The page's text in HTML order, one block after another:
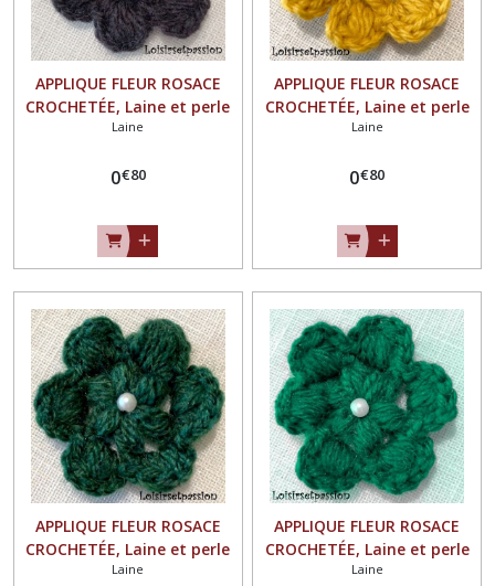
APPLIQUE FLEUR ROSACE
CROCHETÉE, Laine et perle
nacrée / NOIR ** 4,5 / 5 cm
coller, vendu à l'unité - F21
Laine
0€80
APPLIQUE FLEUR ROSACE
CROCHETÉE, Laine et perle
nacrée / JAUNE OCRE ** 4,5 /
coudre ou à coller, vendu à
Laine
0€80
APPLIQUE FLEUR ROSACE
CROCHETÉE, Laine et perle
nacrée / VERT FORÊT ** 4,5
Laine
APPLIQUE FLEUR ROSACE
CROCHETÉE, Laine et perle
nacrée / VERT SAPIN ** 4,5 /
Laine